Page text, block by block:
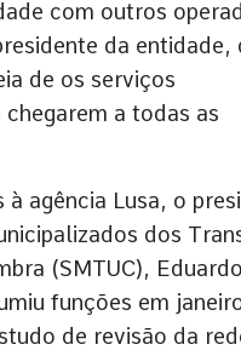
com outros
da entidade,
de os serviços
a todas as
à agência Lusa, o
dos
(SMTUC), Eduardo
funções em
de revisão da